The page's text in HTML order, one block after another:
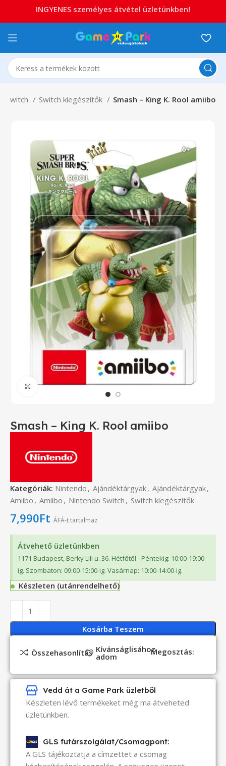
Switch Switch kiegészítők Smash – King K. Rool amiibo
Click to enlarge
Smash – King K. Rool amiibo
Kategóriák: Nintendo , Ajándéktárgyak, Ajándéktárgyak,
Amiibo , Amiibo , Nintendo Switch , Switch kiegészítők
7,990Ft ÁFÁ-t tartalmaz
Átvehető üzletünkben
1171 Budapest, Berky Lili u. 36. Hétfőtől - Péntekig: 10:00-19:00-
ig. Szombaton: 09:00-15:00-ig. Vasárnap: 10:00-14:00-ig.
Készleten (utánrendelhető)
Kosárba Teszem
Összehasonlítás Kívánságlisához
adom Megosztás:
Vedd át a Game Park üzletből
Készleten lévő termékeket még ma átveheted
üzletünkben.
GLS futárszolgálat/Csomagpont:
A GLS tájékoztatja a címzettet a csomag
INGYENES személyes átvétel üzletünkben!